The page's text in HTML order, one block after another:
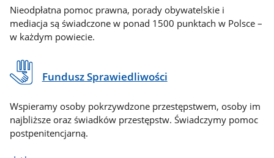
Nieodpłatna pomoc prawna, porady obywatelskie i
mediacja są świadczone w ponad 1500 punktach w Polsce –
w każdym powiecie.
Fundusz Sprawiedliwości
Wspieramy osoby pokrzywdzone przestępstwem, osoby im
najbliższe oraz świadków przestępstw. Świadczymy pomoc
postpenitencjarną.